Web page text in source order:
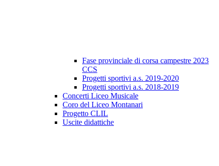
Fase provinciale di corsa campestre 2023
CCS
Progetti sportivi a.s. 2019-2020
Progetti sportivi a.s. 2018-2019
Concerti Liceo Musicale
Coro del Liceo Montanari
Progetto CLIL
Uscite didattiche